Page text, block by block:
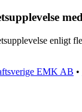
EMK AB •